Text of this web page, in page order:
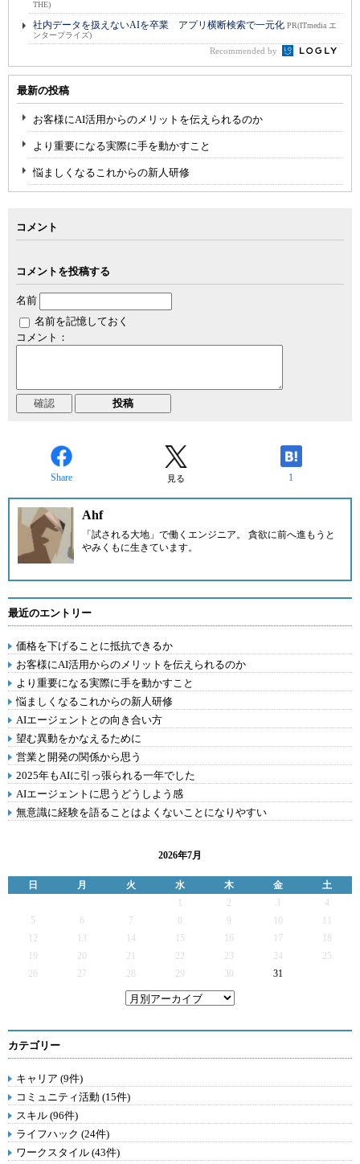
THE)
社内データを扱えないAIを卒業 アプリ横断検索で一元化 PR(ITmedia エ
ンタープライズ)
Recommended by
最新の投稿
お客様にAI活用からのメリットを伝えられるのか
より重要になる実際に手を動かすこと
悩ましくなるこれからの新人研修
コメント
コメントを投稿する
名前
名前を記憶しておく
コメント：
Share 見る 1
Ahf
「試される大地」で働くエンジニア。 貪欲に前へ進もうと
やみくもに生きています。
最近のエントリー
価格を下げることに抵抗できるか
お客様にAI活用からのメリットを伝えられるのか
より重要になる実際に手を動かすこと
悩ましくなるこれからの新人研修
AIエージェントとの向き合い方
望む異動をかなえるために
営業と開発の関係から思う
2025年もAIに引っ張られる一年でした
AIエージェントに思うどうしよう感
無意識に経験を語ることはよくないことになりやすい
2026年7月
日 月 火 水 木 金
土
2 3
4
5
6 7 9
12
13 14 15 16 17
19
20 21 22 23 24
25
26
27 28 29 30 31
カテゴリー
キャリア (9件)
コミュニティ活動 (15件)
スキル (96件)
ライフハック (24件)
ワークスタイル (43件)